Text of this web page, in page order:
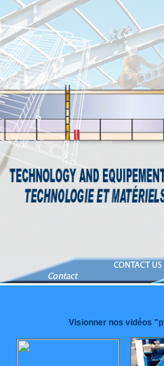
Visionner nos vidéos